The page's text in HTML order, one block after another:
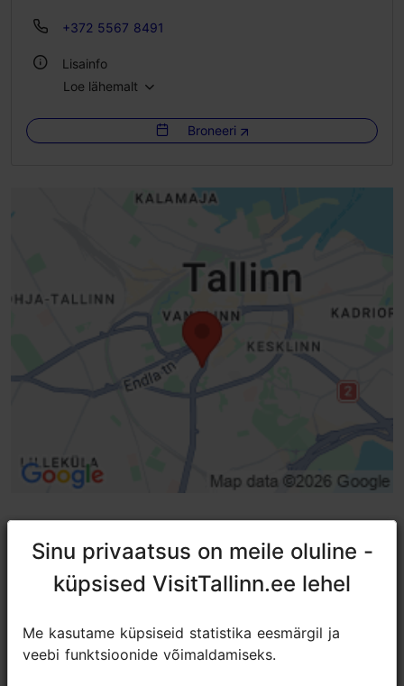
+372 5567 8491
Lisainfo
Istekohtade arv: 30
Loe lähemalt
Broneeri
TripAdvisori® hinnangud ja
arvustused
tripadvisor rating 4.4 of 5 põhineb23 hinnangul
Sinu privaatsus on meile oluline -
küpsised VisitTallinn.ee lehel
Me kasutame küpsiseid statistika eesmärgil ja
veebi funktsioonide võimaldamiseks.
Sinu privaatsus on meile oluline -
küpsised VisitTallinn.ee lehel
Me kasutame küpsiseid statistika eesmärgil ja
veebi funktsioonide võimaldamiseks.